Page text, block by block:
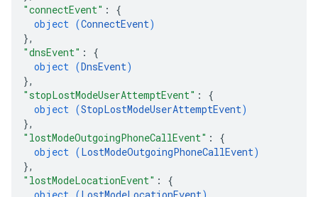
"connectEvent" : {
object (ConnectEvent)
},
"dnsEvent" : {
object (DnsEvent)
},
"stopLostModeUserAttemptEvent" : {
object (StopLostModeUserAttemptEvent)
},
"lostModeOutgoingPhoneCallEvent" : {
object (LostModeOutgoingPhoneCallEvent)
},
"lostModeLocationEvent" : {